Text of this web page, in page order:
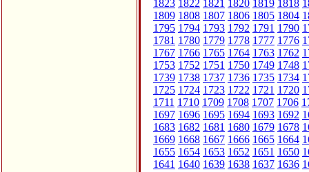
1823 1822 1821 1820 1819 1818
1809 1808 1807 1806 1805 1804
1795 1794 1793 1792 1791 1790
1781 1780 1779 1778 1777 1776
1767 1766 1765 1764 1763 1762
1753 1752 1751 1750 1749 1748
1739 1738 1737 1736 1735 1734
1725 1724 1723 1722 1721 1720
1711 1710 1709 1708 1707 1706
1697 1696 1695 1694 1693 1692
1683 1682 1681 1680 1679 1678
1669 1668 1667 1666 1665 1664
1655 1654 1653 1652 1651 1650
1641 1640 1639 1638 1637 1636